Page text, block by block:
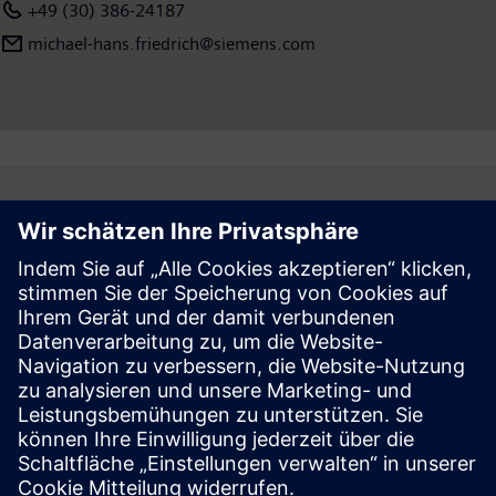
+49 (30) 386-24187
michael-hans.friedrich@siemens.com
Follow
Press | Company | Siemens
© Siemens 1996 – 2026
Corporate Information
Privacy Notice